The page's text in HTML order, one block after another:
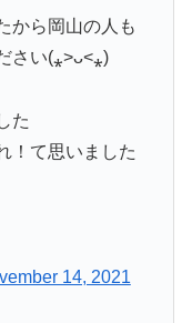
から岡山の人も
さい(⁎˃ᴗ˂⁎)
た
！て思いました
14, 2021